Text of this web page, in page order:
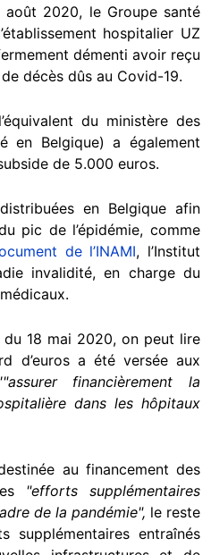
août 2020, le Groupe santé
hospitalier UZ
démenti avoir reçu
décès dûs au Covid-19.
du ministère des
en Belgique) a également
de 5.000 euros.
en Belgique afin
pic de l’épidémie, comme
de l’INAMI, l’Institut
invalidité, en charge du
18 mai 2020, on peut lire
d’euros a été versée aux
'"assurer financièrement la
dans les hôpitaux
au financement des
"efforts supplémentaires
de la pandémie", le reste
supplémentaires entraînés